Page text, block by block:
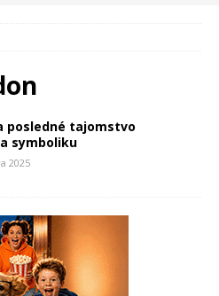
posledné tajomstvo
symboliku
2025